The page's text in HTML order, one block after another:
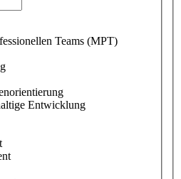
Teams (MPT)
Entwicklung